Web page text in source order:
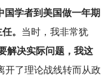
国学者到美国做一年期
。 当时，我非常犹
解决实际问题，我这
开了理论战线转而从政